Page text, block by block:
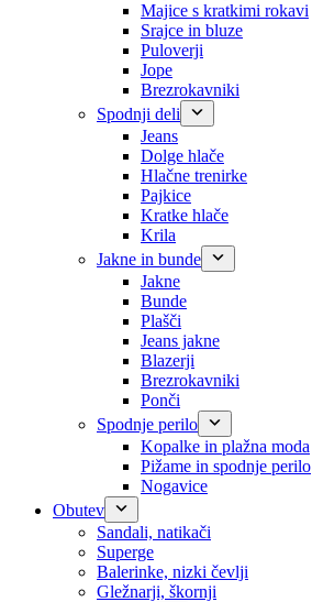
Majice s kratkimi rokavi
Srajce in bluze
Puloverji
Jope
Brezrokavniki
Spodnji deli
Jeans
Dolge hlače
Hlačne trenirke
Pajkice
Kratke hlače
Krila
Jakne in bunde
Jakne
Bunde
Plašči
Jeans jakne
Blazerji
Brezrokavniki
Ponči
Spodnje perilo
Kopalke in plažna moda
Pižame in spodnje perilo
Nogavice
Obutev
Sandali, natikači
Superge
Balerinke, nizki čevlji
Gležnarji, škornji